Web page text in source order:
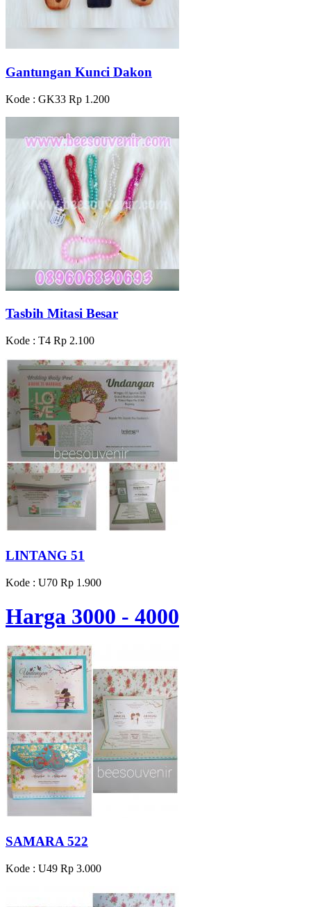
Gantungan Kunci Dakon
Kode : GK33 Rp 1.200
Tasbih Mitasi Besar
Kode : T4 Rp 2.100
LINTANG 51
Kode : U70 Rp 1.900
Harga 3000 - 4000
SAMARA 522
Kode : U49 Rp 3.000